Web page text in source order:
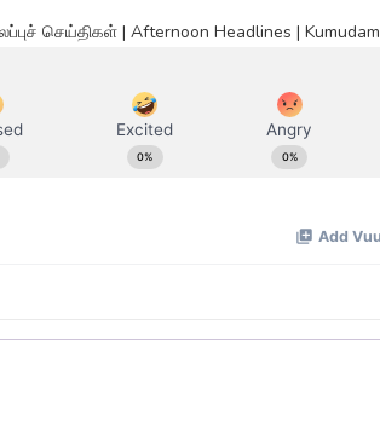
செய்திகள் | Afternoon Headlines | Kumudam